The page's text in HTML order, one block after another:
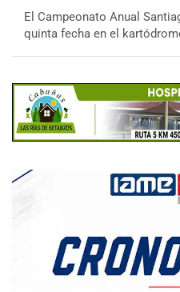
El Campeonato Anual
quinta fecha en el